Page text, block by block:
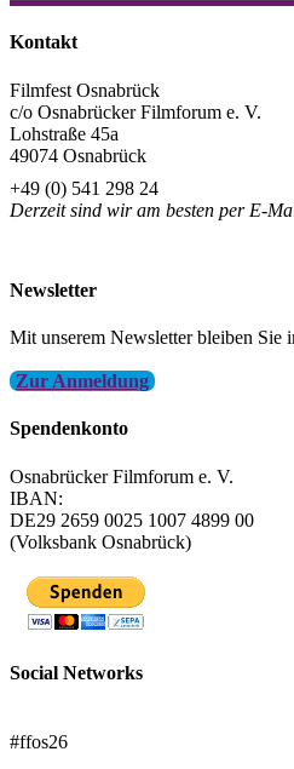
Kontakt
Filmfest Osnabrück
c/o Osnabrücker Filmforum e. V.
Lohstraße 45a
49074 Osnabrück
+49 (0) 541 298 24
Derzeit sind wir am besten per E-
Newsletter
Mit unserem Newsletter bleiben Sie
Zur Anmeldung
Spendenkonto
Osnabrücker Filmforum e. V.
IBAN:
DE29 2659 0025 1007 4899 00
(Volksbank Osnabrück)
Social Networks
#ffos26